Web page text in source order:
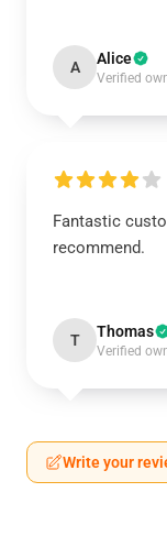
A Alice
Verified
Fantastic
recommend.
T Thomas
Verified
Write your